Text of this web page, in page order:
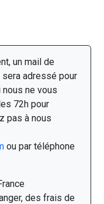
un mail de
adressé pour
ne vous
72h pour
pas à nous
ou par téléphone
des frais de